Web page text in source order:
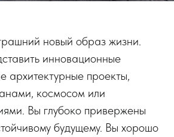
новый образ жизни.
инновационные
архитектурные проекты,
космосом или
Вы глубоко привержены
будущему. Вы хорошо